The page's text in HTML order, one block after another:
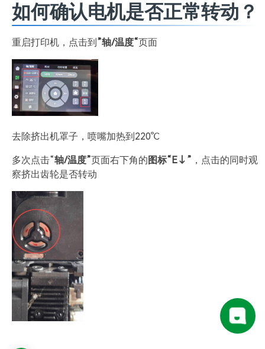
如何确认电机是否正常转动？
重启打印机，点击到 ”轴/温度“页面
去除挤出机罩子，喷嘴加热到220℃
多次点击“轴/温度”页面右下角的 图标“E↓” ，点击的同时观
察挤出齿轮是否转动